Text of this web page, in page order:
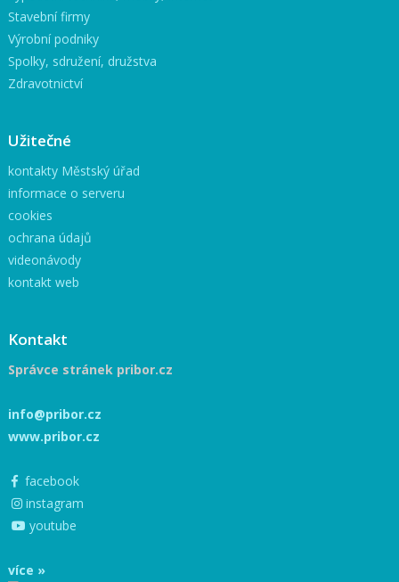
Stavební firmy
Výrobní podniky
Spolky, sdružení, družstva
Zdravotnictví
Užitečné
kontakty Městský úřad
informace o serveru
cookies
ochrana údajů
videonávody
kontakt web
Kontakt
Správce stránek pribor.cz
info@pribor.cz
www.pribor.cz
facebook
instagram
youtube
více »